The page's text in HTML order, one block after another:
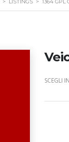
> LISTINGS > 1364 GPL
SCEGLI